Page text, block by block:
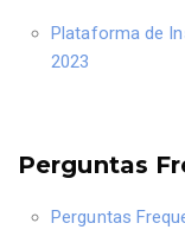
Plataforma de
2023
Perguntas
Perguntas